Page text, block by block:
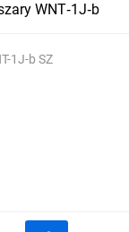
WNT‑1J‑b
1J-b SZ